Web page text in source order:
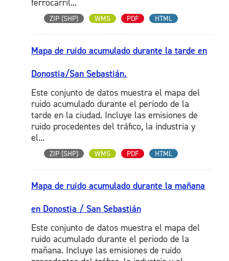
ferrocarril...
ZIP (SHP) WMS PDF HTML
Mapa de ruido acumulado durante la tarde en
Donostia/San Sebastián.
Este conjunto de datos muestra el mapa del
ruido acumulado durante el periodo de la
tarde en la ciudad. Incluye las emisiones de
ruido procedentes del tráfico, la industria y
el...
ZIP (SHP) WMS PDF HTML
Mapa de ruido acumulado durante la mañana
en Donostia / San Sebastián
Este conjunto de datos muestra el mapa del
ruido acumulado durante el periodo de la
mañana. Incluye las emisiones de ruido